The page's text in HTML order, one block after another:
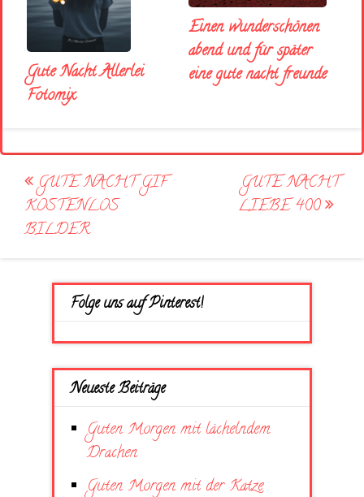
Gute Nacht Allerlei
Fotomix
Einen wunderschönen
abend und für später
eine gute nacht freunde
Post
navigation
GUTE NACHT GIF
KOSTENLOS
BILDER
GUTE NACHT
LIEBE 400
Folge uns auf Pinterest!
Neueste Beiträge
Guten Morgen mit lächelndem
Drachen
Guten Morgen mit der Katze